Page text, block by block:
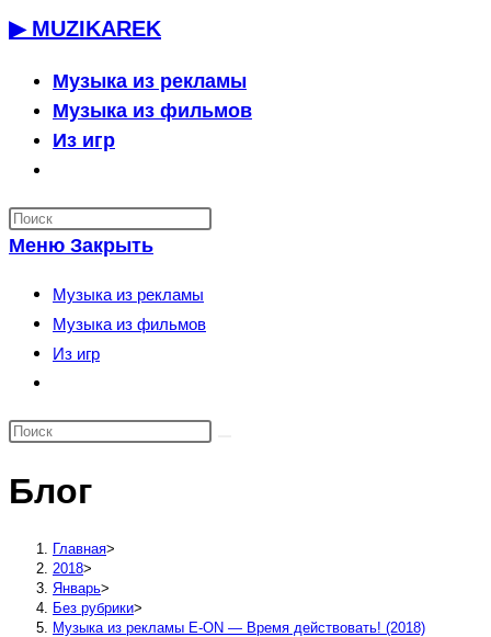
Перейти
содержимому
▶ MUZIKAREK
Музыка из рекламы
Музыка из фильмов
Из игр
по
веб-
сайту
Меню Закрыть
Музыка из рекламы
Музыка из фильмов
Из игр
по
сайту
Блог
Главная>
2018>
Январь>
Без рубрики>
Музыка из рекламы E-ON — Время действовать! (2018)